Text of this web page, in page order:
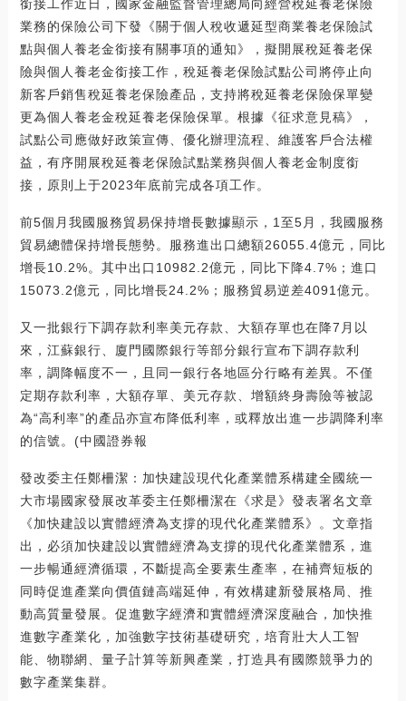
銜接工作近日，國家金融監督管理總局向經營稅延養老保險
業務的保險公司下發《關于個人稅收遞延型商業養老保險試
點與個人養老金銜接有關事項的通知》，擬開展稅延養老保
險與個人養老金銜接工作，稅延養老保險試點公司將停止向
新客戶銷售稅延養老保險產品，支持將稅延養老保險保單變
更為個人養老金稅延養老保險保單。根據《征求意見稿》，
試點公司應做好政策宣傳、優化辦理流程、維護客戶合法權
益，有序開展稅延養老保險試點業務與個人養老金制度銜
接，原則上于2023年底前完成各項工作。
前5個月我國服務貿易保持增長數據顯示，1至5月，我國服務
貿易總體保持增長態勢。服務進出口總額26055.4億元，同比
增長10.2%。其中出口10982.2億元，同比下降4.7%；進口
15073.2億元，同比增長24.2%；服務貿易逆差4091億元。
又一批銀行下調存款利率美元存款、大額存單也在降7月以
來，江蘇銀行、廈門國際銀行等部分銀行宣布下調存款利
率，調降幅度不一，且同一銀行各地區分行略有差異。不僅
定期存款利率，大額存單、美元存款、增額終身壽險等被認
為“高利率”的產品亦宣布降低利率，或釋放出進一步調降利率
的信號。(中國證券報
發改委主任鄭柵潔：加快建設現代化產業體系構建全國統一
大市場國家發展改革委主任鄭柵潔在《求是》發表署名文章
《加快建設以實體經濟為支撐的現代化產業體系》。文章指
出，必須加快建設以實體經濟為支撐的現代化產業體系，進
一步暢通經濟循環，不斷提高全要素生產率，在補齊短板的
同時促進產業向價值鏈高端延伸，有效構建新發展格局、推
動高質量發展。促進數字經濟和實體經濟深度融合，加快推
進數字產業化，加強數字技術基礎研究，培育壯大人工智
能、物聯網、量子計算等新興產業，打造具有國際競爭力的
數字產業集群。